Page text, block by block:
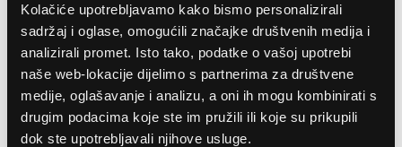
Kolačiće upotrebljavamo kako bismo personalizirali
sadržaj i oglase, omogućili značajke društvenih medija i
analizirali promet. Isto tako, podatke o vašoj upotrebi
naše web-lokacije dijelimo s partnerima za društvene
medije, oglašavanje i analizu, a oni ih mogu kombinirati s
drugim podacima koje ste im pružili ili koje su prikupili
dok ste upotrebljavali njihove usluge.
Detalji
Podijeli s prijateljima